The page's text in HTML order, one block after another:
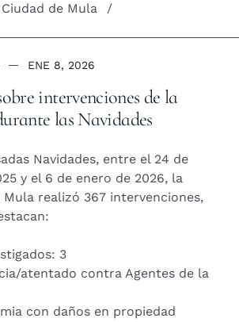
Ciudad de Mula
ENE 8, 2026
intervenciones de la
las Navidades
Navidades, entre el 24 de
y el 6 de enero de 2026, la
Mula realizó 367 intervenciones,
3
atentado contra Agentes de la
con daños en propiedad